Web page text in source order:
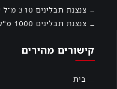
צנצנת תבלינים 310 מ"ל שחור
צנצנת תבלינים 1000 מ"ל עץ
קישורים מהירים
בית